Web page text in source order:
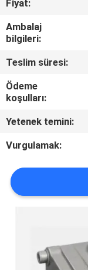
BIZIMLE
GEÇIN
TEKLIF
ISTEĞI
Fiyat:
Ambalaj
bilgileri:
Teslim süresi:
Ödeme
koşulları:
Yetenek temini:
Vurgulamak: